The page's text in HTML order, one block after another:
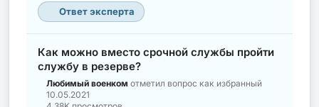
Ответ эксперта
Как можно вместо срочной службы пройти
службу в резерве?
Любимый военком отметил вопрос как избранный
10.05.2021